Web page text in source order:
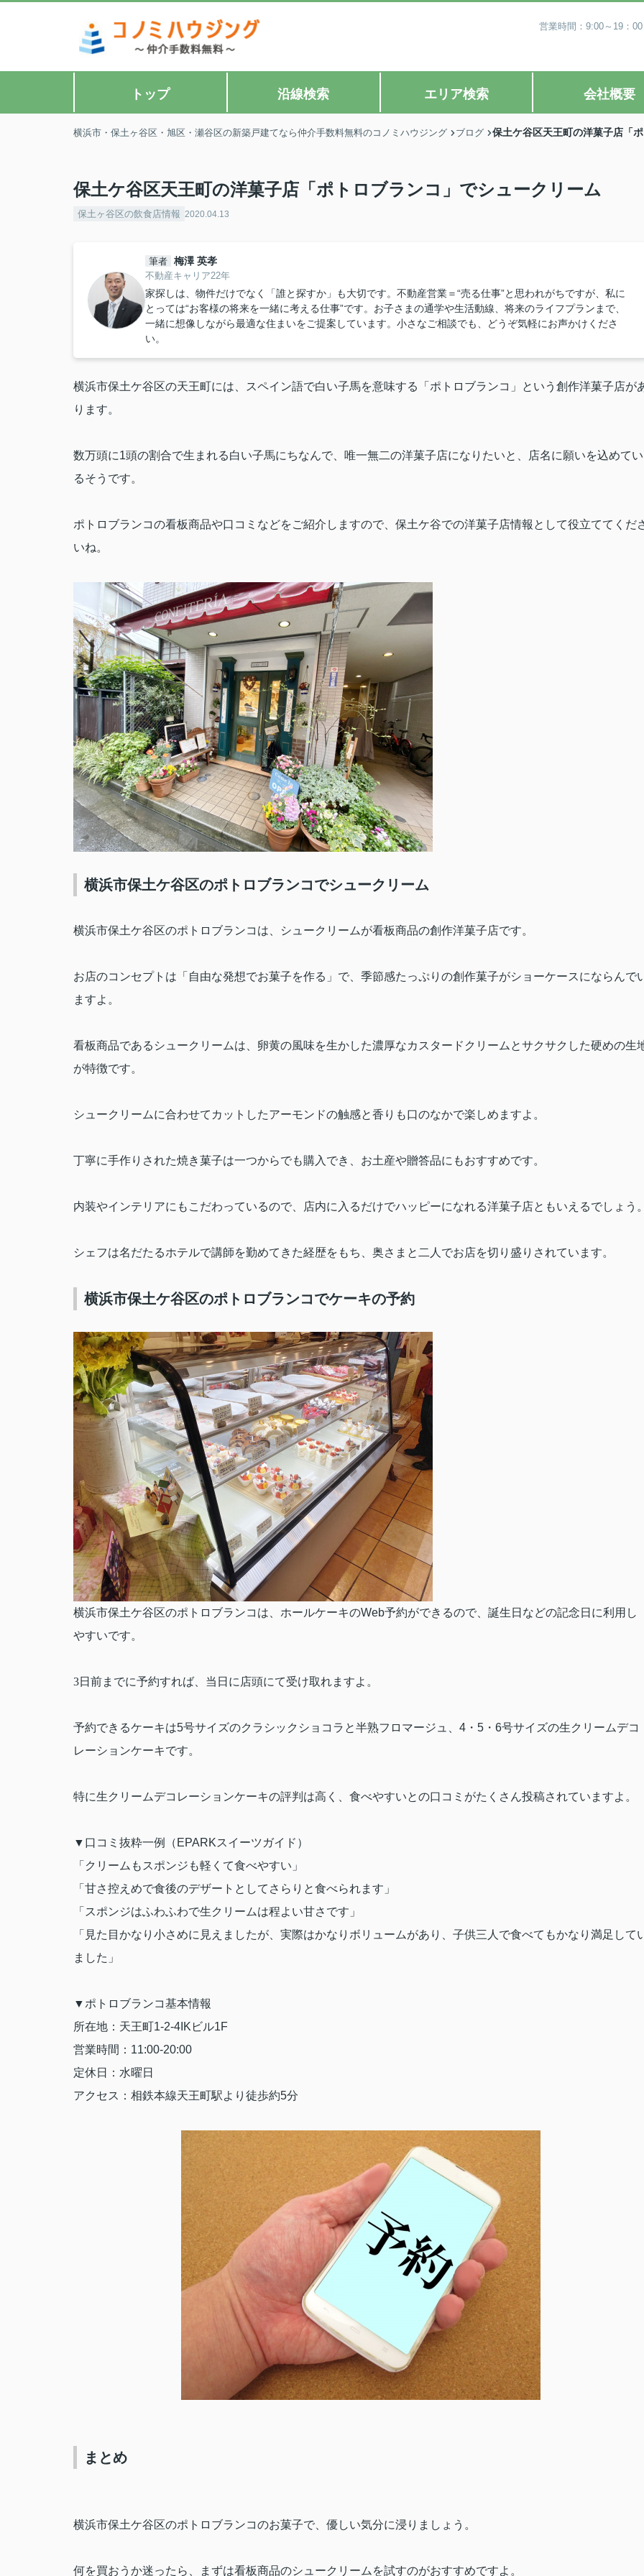
営業時間：9:00～19：
トップ 沿線検索 エリア検索 会社概要
横浜市・保土ヶ谷区・旭区・瀬谷区の新築戸建てなら仲介手数料無料のコノミハウジング ブログ 保土ケ谷区天王町の洋菓子店「
保土ケ谷区天王町の洋菓子店「ポトロブランコ」でシュークリーム
保土ヶ谷区の飲食店情報 2020.04.13
筆者 梅澤 英孝
不動産キャリア22年
家探しは、物件だけでなく「誰と探すか」も大切です。不動産営業＝“売る仕事”と思われがちですが、私に
とっては“お客様の将来を一緒に考える仕事”です。お子さまの通学や生活動線、将来のライフプランまで、
一緒に想像しながら最適な住まいをご提案しています。小さなご相談でも、どうぞ気軽にお声かけくださ
い。
横浜市保土ケ谷区の天王町には、スペイン語で白い子馬を意味する「ポトロブランコ」という創作洋菓子店が
ります。
数万頭に1頭の割合で生まれる白い子馬にちなんで、唯一無二の洋菓子店になりたいと、店名に願いを込めてい
るそうです。
ポトロブランコの看板商品や口コミなどをご紹介しますので、保土ケ谷での洋菓子店情報として役立ててくだ
いね。
横浜市保土ケ谷区のポトロブランコでシュークリーム
横浜市保土ケ谷区のポトロブランコは、シュークリームが看板商品の創作洋菓子店です。
お店のコンセプトは「自由な発想でお菓子を作る」で、季節感たっぷりの創作菓子がショーケースにならんで
ますよ。
看板商品であるシュークリームは、卵黄の風味を生かした濃厚なカスタードクリームとサクサクした硬めの生
が特徴です。
シュークリームに合わせてカットしたアーモンドの触感と香りも口のなかで楽しめますよ。
丁寧に手作りされた焼き菓子は一つからでも購入でき、お土産や贈答品にもおすすめです。
内装やインテリアにもこだわっているので、店内に入るだけでハッピーになれる洋菓子店ともいえるでしょう
シェフは名だたるホテルで講師を勤めてきた経歴をもち、奥さまと二人でお店を切り盛りされています。
横浜市保土ケ谷区のポトロブランコでケーキの予約
横浜市保土ケ谷区のポトロブランコは、ホールケーキのWeb予約ができるので、誕生日などの記念日に利用し
やすいです。
3日前までに予約すれば、 当日に店頭にて受け取れますよ。
予約できるケーキは5号サイズのクラ シックショコラと半熟フロマージュ、 4 ・ 5 ・ 6号サイズの生クリームデコ
レーションケーキです。
特に生クリームデコレーションケーキの評判は高く、食べやすいとの口コミがたくさん投稿されていますよ。
▼ 口コミ抜粋一例（ EPARKスイーツガイド）
「クリームもスポンジも軽くて食べやすい」
「甘さ控えめで食後のデザートとしてさらりと食べられます」
「スポンジはふわふわで生クリームは程よい甘さです」
「見た目かなり小さめに見えましたが、実際はかなりボリュームがあり、子供三人で食べてもかなり満足して
ました」
▼ ポトロブランコ基本情報
所在地：天王町1-2-4IK ビル1F
営業時間： 11:00-20:00
定休日：水曜日
アクセス：相鉄本線天王町駅より徒歩約5分
まとめ
横浜市保土ケ谷区のポトロブランコのお菓子で、優しい気分に浸りましょう。
何を買おうか迷ったら、まずは看板商品のシュークリームを試すのがおすすめですよ。